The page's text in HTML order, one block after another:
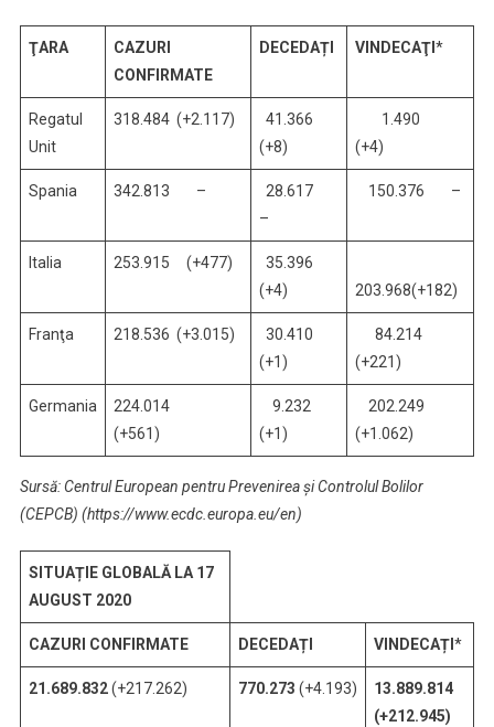
ŢARA
CAZURI
CONFIRMATE
DECEDAȚI VINDECAŢI *
Regatul
Unit
318.484 (+2.117)
41.366
(+8)
1.490
(+4)
Spania 342.813 –
28.617
–
150.376 –
Italia 253.915 (+477)
35.396
(+4)
203.968(+182)
Franţa 218.536 (+3.015)
30.410
(+1)
84.214
(+221)
Germania
224.014
(+561)
9.232
(+1)
202.249
(+1.062)
Sursă: Centrul European pentru Prevenirea și Controlul Bolilor
(CEPCB) (https://www.ecdc.europa.eu/en)
SITUAȚIE GLOBALĂ LA 17
AUGUST 2020
CAZURI CONFIRMATE DECEDAȚI VINDECAȚI *
21.689.832(+217.262) 770.273 (+4.193)
13.889.814
(+212.945)